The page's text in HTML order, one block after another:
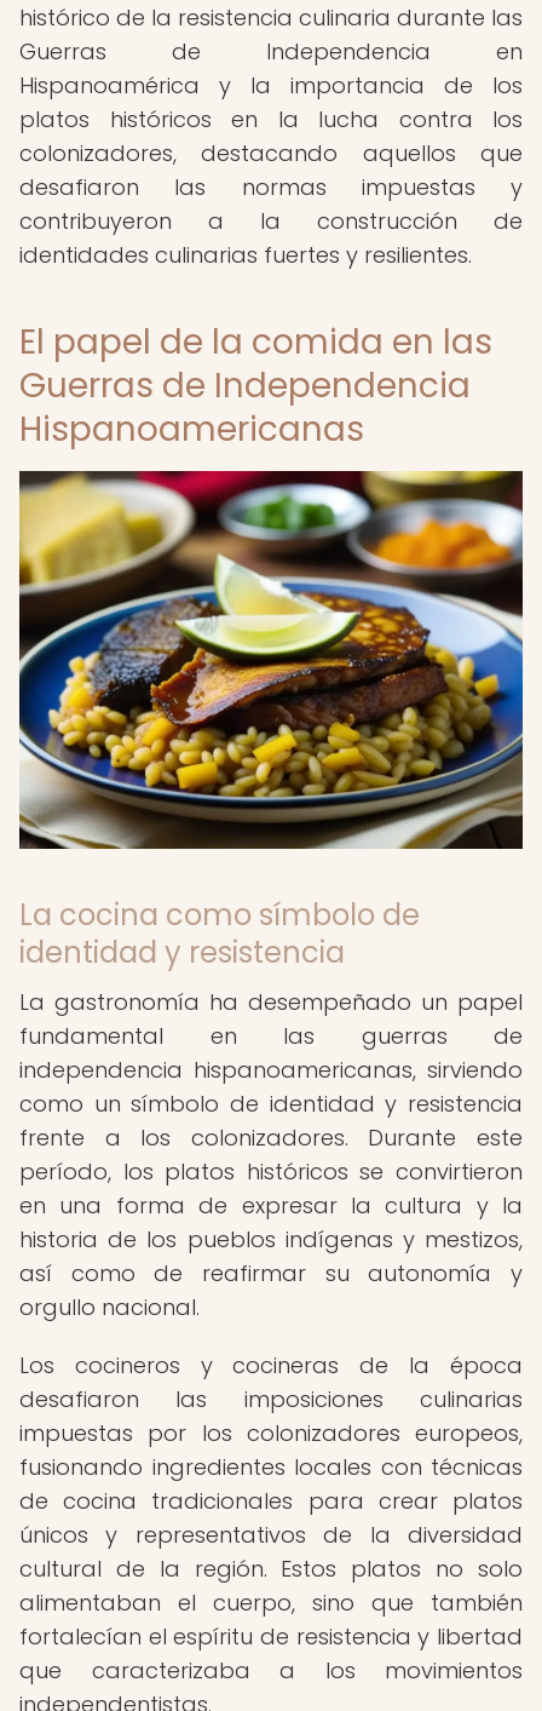
histórico de la resistencia culinaria durante las
Guerras de Independencia en
Hispanoamérica y la importancia de los
platos históricos en la lucha contra los
colonizadores, destacando aquellos que
desafiaron las normas impuestas y
contribuyeron a la construcción de
identidades culinarias fuertes y resilientes.
El papel de la comida en las
Guerras de Independencia
Hispanoamericanas
La cocina como símbolo de
identidad y resistencia
La gastronomía ha desempeñado un papel
fundamental en las guerras de
independencia hispanoamericanas, sirviendo
como un símbolo de identidad y resistencia
frente a los colonizadores. Durante este
período, los platos históricos se convirtieron
en una forma de expresar la cultura y la
historia de los pueblos indígenas y mestizos,
así como de reafirmar su autonomía y
orgullo nacional.
Los cocineros y cocineras de la época
desafiaron las imposiciones culinarias
impuestas por los colonizadores europeos,
fusionando ingredientes locales con técnicas
de cocina tradicionales para crear platos
únicos y representativos de la diversidad
cultural de la región. Estos platos no solo
alimentaban el cuerpo, sino que también
fortalecían el espíritu de resistencia y libertad
que caracterizaba a los movimientos
independentistas.